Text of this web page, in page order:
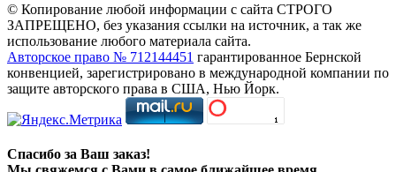
© Копирование любой информации с сайта СТРОГО
ЗАПРЕЩЕНО, без указания ссылки на источник, а так же
использование любого материала сайта.
Авторское право № 712144451 гарантированное Бернской
конвенцией, зарегистрировано в международной компании по
защите авторского права в США, Нью Йорк.
Спасибо за Ваш заказ!